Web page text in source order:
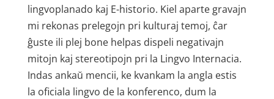
lingvoplanado kaj E-historio. Kiel aparte gravajn
mi rekonas prelegojn pri kulturaj temoj, ĉar
ĝuste ili plej bone helpas dispeli negativajn
mitojn kaj stereotipojn pri la Lingvo Internacia.
Indas ankaŭ mencii, ke kvankam la angla estis
la oficiala lingvo de la konferenco, dum la